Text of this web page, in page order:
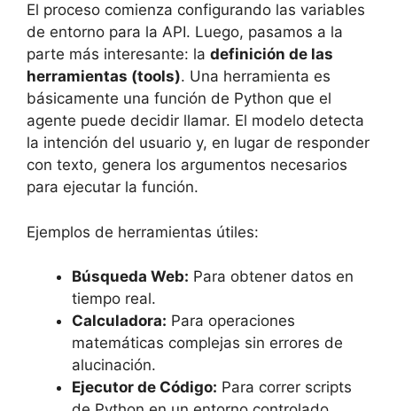
El proceso comienza configurando las variables
de entorno para la API. Luego, pasamos a la
parte más interesante: la definición de las
herramientas (tools). Una herramienta es
básicamente una función de Python que el
agente puede decidir llamar. El modelo detecta
la intención del usuario y, en lugar de responder
con texto, genera los argumentos necesarios
para ejecutar la función.
Ejemplos de herramientas útiles:
Búsqueda Web: Para obtener datos en
tiempo real.
Calculadora: Para operaciones
matemáticas complejas sin errores de
alucinación.
Ejecutor de Código: Para correr scripts